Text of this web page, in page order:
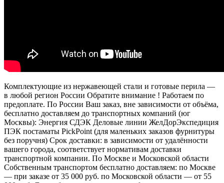
Комплектующие из нержавеющей стали и готовые перила —
в любой регион России Обратите внимание ! Работаем по
предоплате. По России Ваш заказ, вне зависимости от объёма,
бесплатно доставляем до транспортных компаний (юг
Москвы): Энергия СДЭК Деловые линии ЖелДорЭкспедиция
ПЭК постаматы PickPoint (для маленьких заказов фурнитуры
без поручня) Срок доставки: в зависимости от удалённости
вашего города, соответствует нормативам доставки
транспортной компании. По Москве и Московской области
Собственным транспортом бесплатно доставляем: по Москве
— при заказе от 35 000 руб. по Московской области — от 55